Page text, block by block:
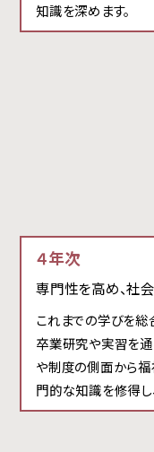
知識を深めます。
４年次
専門性を高め、社
これまでの学びを総
卒業研究や実習を
や制度の側面から福
門的な知識を修得し